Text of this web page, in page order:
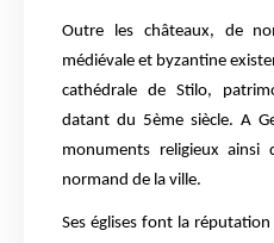
Outre les châteaux, de
médiévale et byzantine
cathédrale de Stilo,
datant du 5ème siècle. A
monuments religieux ainsi
normand de la ville.
Ses églises font la